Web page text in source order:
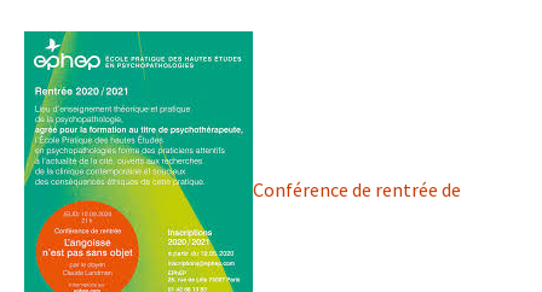
Conférence de rentrée de